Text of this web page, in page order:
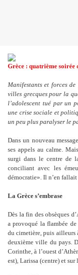
Grèce : quatrième soirée
Manifestants et forces
villes grecques pour la
l’adolescent tué par un
une crise sociale et
un peu plus paralyser le
Dans un nouveau
ses appels au calme.
surgi dans le centre de
conciliant avec les
démocratie». Il n’en
La Grèce s’embrase
Dès la fin des obsèques
a provoqué la flambée
du cimetière, puis ailleurs
deuxième ville du pays.
Corinthe, à l’ouest
est), Larissa (centre) et